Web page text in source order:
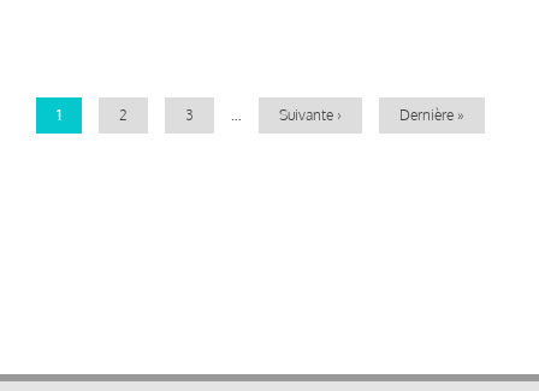
Page
1 Page
2 Page
3
Page
Suivante ›
Dernière
Dernière »